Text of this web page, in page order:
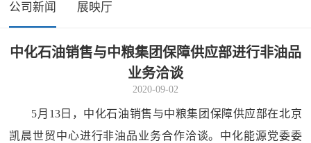
公司新闻 展映厅
中化石油销售与中粮集团保障供应部进行非油品
业务洽谈
2020-09-02
5月13日，中化石油销售与中粮集团保障供应部在北京
凯晨世贸中心进行非油品业务合作洽谈。中化能源党委委